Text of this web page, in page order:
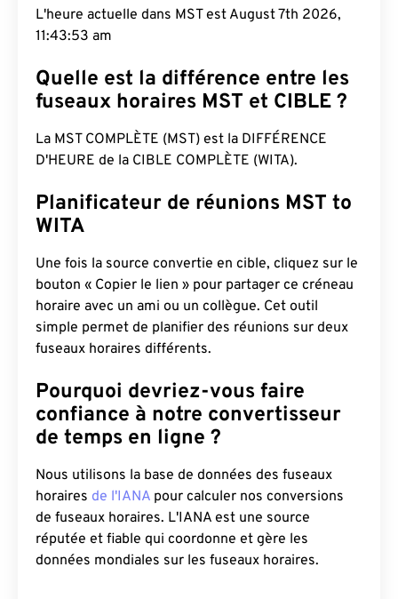
L'heure actuelle dans MST est August 7th 2026,
11:43:54 am
Quelle est la différence entre les
fuseaux horaires MST et CIBLE ?
La MST COMPLÈTE (MST) est la DIFFÉRENCE
D'HEURE de la CIBLE COMPLÈTE (WITA).
Planificateur de réunions MST to
WITA
Une fois la source convertie en cible, cliquez sur le
bouton « Copier le lien » pour partager ce créneau
horaire avec un ami ou un collègue. Cet outil
simple permet de planifier des réunions sur deux
fuseaux horaires différents.
Pourquoi devriez-vous faire
confiance à notre convertisseur
de temps en ligne ?
Nous utilisons la base de données des fuseaux
horaires de l'IANA pour calculer nos conversions
de fuseaux horaires. L'IANA est une source
réputée et fiable qui coordonne et gère les
données mondiales sur les fuseaux horaires.